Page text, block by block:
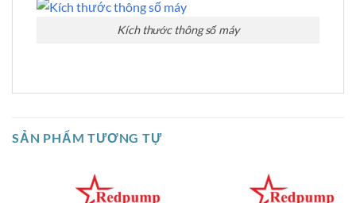
Kích thước thông số máy
SẢN PHẨM TƯƠNG TỰ